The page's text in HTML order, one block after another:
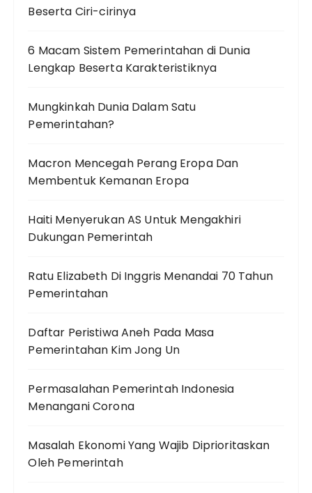
Beserta Ciri-cirinya
6 Macam Sistem Pemerintahan di Dunia
Lengkap Beserta Karakteristiknya
Mungkinkah Dunia Dalam Satu
Pemerintahan?
Macron Mencegah Perang Eropa Dan
Membentuk Kemanan Eropa
Haiti Menyerukan AS Untuk Mengakhiri
Dukungan Pemerintah
Ratu Elizabeth Di Inggris Menandai 70 Tahun
Pemerintahan
Daftar Peristiwa Aneh Pada Masa
Pemerintahan Kim Jong Un
Permasalahan Pemerintah Indonesia
Menangani Corona
Masalah Ekonomi Yang Wajib Diprioritaskan
Oleh Pemerintah